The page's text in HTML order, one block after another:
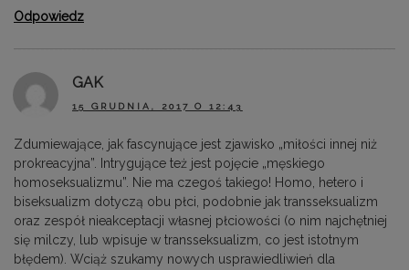
Odpowiedz
GAK
15 GRUDNIA, 2017 O 12:43
Zdumiewające, jak fascynujące jest zjawisko „miłości innej niż
prokreacyjna”. Intrygujące też jest pojęcie „męskiego
homoseksualizmu”. Nie ma czegoś takiego! Homo, hetero i
biseksualizm dotyczą obu płci, podobnie jak transseksualizm
oraz zespół nieakceptacji własnej płciowości (o nim najchętniej
się milczy, lub wpisuje w transseksualizm, co jest istotnym
błędem). Wciąż szukamy nowych usprawiedliwień dla